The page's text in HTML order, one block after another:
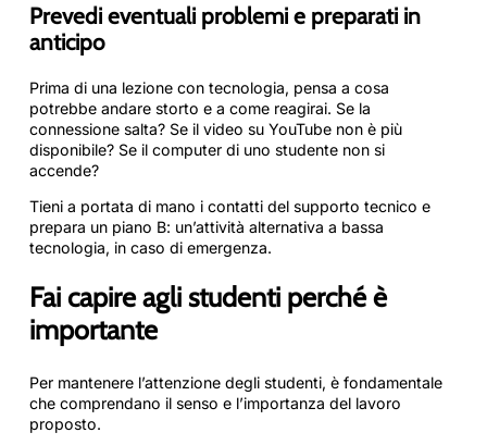
Prevedi eventuali problemi e preparati in
anticipo
Prima di una lezione con tecnologia, pensa a cosa
potrebbe andare storto e a come reagirai. Se la
connessione salta? Se il video su YouTube non è più
disponibile? Se il computer di uno studente non si
accende?
Tieni a portata di mano i contatti del supporto tecnico e
prepara un piano B: un’attività alternativa a bassa
tecnologia, in caso di emergenza.
Fai capire agli studenti perché è
importante
Per mantenere l’attenzione degli studenti, è fondamentale
che comprendano il senso e l’importanza del lavoro
proposto.